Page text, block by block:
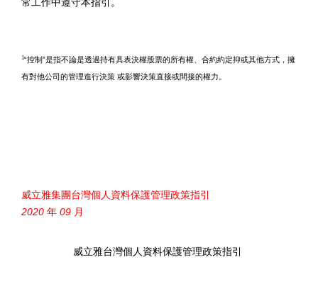
1“控制”是指不論是透過持有具表決權股票的所有權、合約約定抑或其他方式，擁
有對他公司的管理進行決策 或影響決策直接或間接的權力。
威立雅集團台灣個人資料保護管理政策指引
2020 年 09 月
威立雅台灣個人資料保護管理政策指引